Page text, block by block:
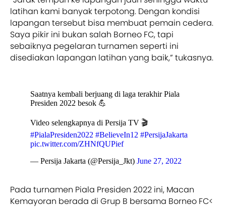
latihan kami banyak terpotong. Dengan kondisi
lapangan tersebut bisa membuat pemain cedera.
Saya pikir ini bukan salah Borneo FC, tapi
sebaiknya pegelaran turnamen seperti ini
disediakan lapangan latihan yang baik,” tukasnya.
Saatnya kembali berjuang di laga terakhir Piala
Presiden 2022 besok 💪
Video selengkapnya di Persija TV 🎬
#PialaPresiden2022 #BelieveIn12 #PersijaJakarta
pic.twitter.com/ZHNfQUPief
— Persija Jakarta (@Persija_Jkt) June 27, 2022
Pada turnamen Piala Presiden 2022 ini, Macan
Kemayoran berada di Grup B bersama Borneo FC<